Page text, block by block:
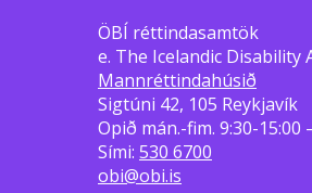
ÖBÍ réttindasamtök
e. The Icelandic Disability
Mannréttindahúsið
Sigtúni 42, 105 Reykjavík
Opið mán.-fim. 9:30-15:00
Sími: 530 6700
obi@obi.is